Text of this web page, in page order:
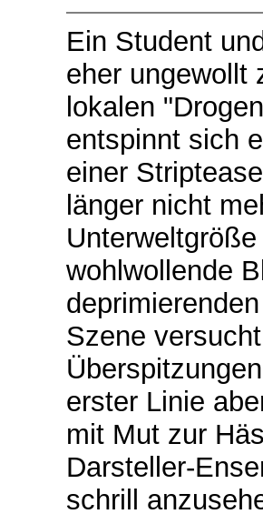
Ein Student
eher ungewollt
lokalen
entspinnt sich
einer
länger nicht
wohlwollende
Szene
erster Linie
mit Mut zur
Darsteller-
schrill